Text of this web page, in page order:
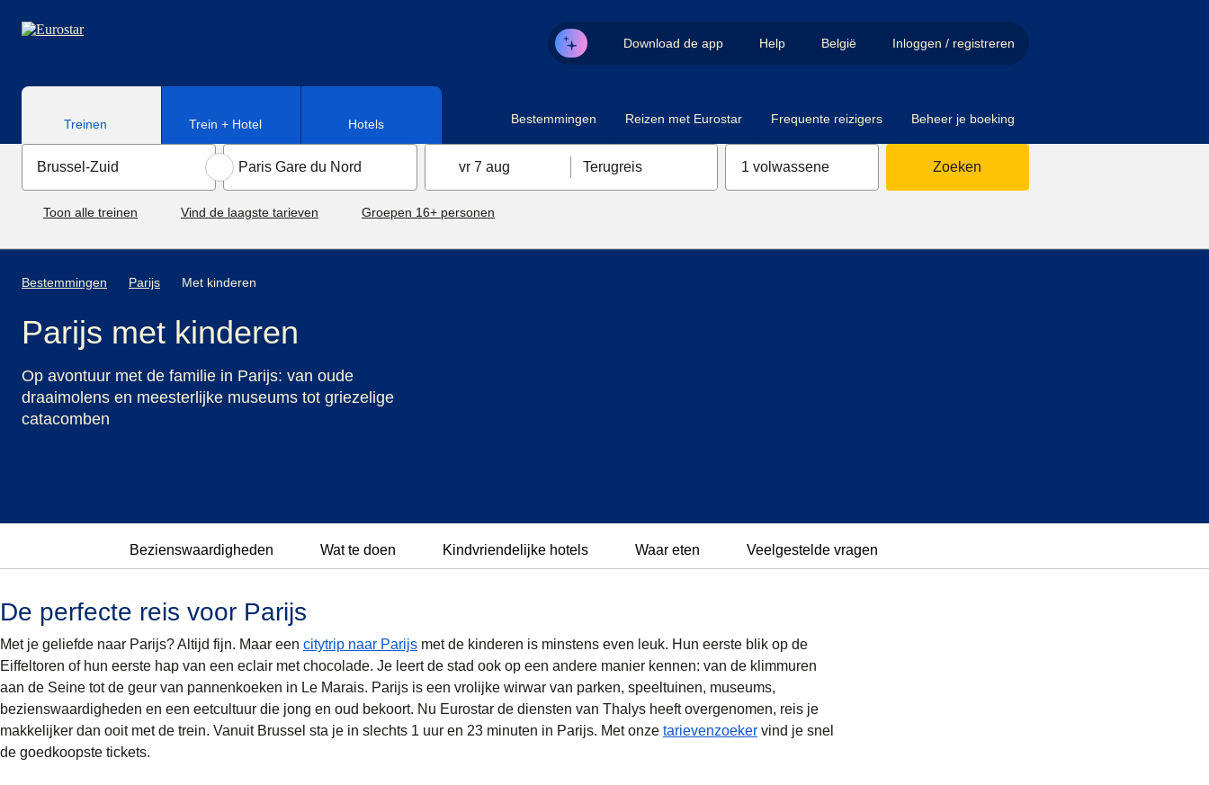
Download de app Help België Inloggen / registreren
Treinen Trein + Hotel Hotels Bestemmingen Reizen met Eurostar Frequente reizigers Beheer je boeking
vr 7 aug Terugreis 1 volwassene Zoeken
Toon alle treinen Vind de laagste tarieven Groepen 16+ personen
Bestemmingen Parijs Met kinderen
Parijs met kinderen
Op avontuur met de familie in Parijs: van oude
draaimolens en meesterlijke museums tot griezelige
catacomben
Bezienswaardigheden Wat te doen Kindvriendelijke hotels Waar eten Veelgestelde vragen
De perfecte reis voor Parijs
Met je geliefde naar Parijs? Altijd fijn. Maar een citytrip naar Parijs met de kinderen is minstens even leuk. Hun eerste blik op de
Eiffeltoren of hun eerste hap van een eclair met chocolade. Je leert de stad ook op een andere manier kennen: van de klimmuren
aan de Seine tot de geur van pannenkoeken in Le Marais. Parijs is een vrolijke wirwar van parken, speeltuinen, museums,
bezienswaardigheden en een eetcultuur die jong en oud bekoort. Nu Eurostar de diensten van Thalys heeft overgenomen, reis je
makkelijker dan ooit met de trein. Vanuit Brussel sta je in slechts 1 uur en 23 minuten in Parijs. Met onze tarievenzoeker vind je snel
de goedkoopste tickets.